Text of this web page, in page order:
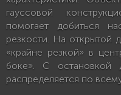
гауссовой
помогает добиться
резкости. На открытой
«крайне резкой» в
боке». С остановкой
распределяется по